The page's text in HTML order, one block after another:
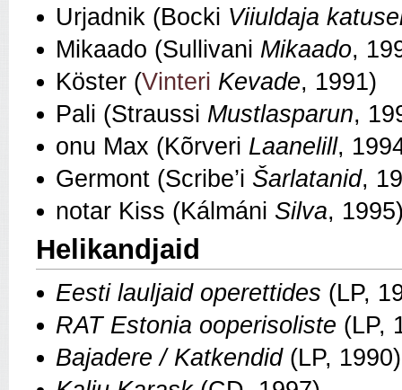
Urjadnik (Bocki Viiuldaja
Mikaado (Sullivani Mikaado,
Köster (Vinteri Kevade, 1991)
Pali (Straussi Mustlasparun,
onu Max (Kõrveri Laanelill,
Germont (Scribe’i Šarlatanid,
notar Kiss (Kálmáni Silva,
Helikandjaid
Eesti lauljaid operettides (LP,
RAT Estonia ooperisoliste (LP,
Bajadere / Katkendid(LP, 1990)